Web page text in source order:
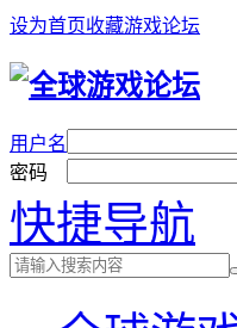
设为首页收藏游戏论坛
用户名
密码
快捷导航